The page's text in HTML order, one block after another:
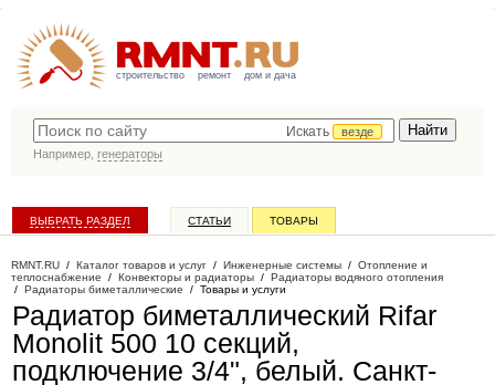
строительство ремонт дом и дача
Искать
везде
Например, генераторы
ВЫБРАТЬ РАЗДЕЛ СТАТЬИ ТОВАРЫ
RMNT.RU / Каталог товаров и услуг / Инженерные системы / Отопление и
теплоснабжение / Конвекторы и радиаторы / Радиаторы водяного отопления
/ Радиаторы биметаллические / Товары и услуги
Радиатор биметаллический Rifar
Monolit 500 10 секций,
подключение 3/4", белый. Санкт-